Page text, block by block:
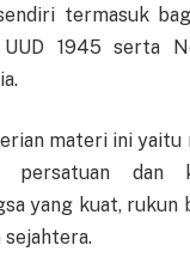
termasuk
1945 serta
materi ini yaitu
persatuan dan
yang kuat, rukun